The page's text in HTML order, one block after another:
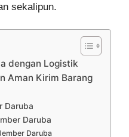
sekalipun.
dengan Logistik
Aman Kirim Barang
Daruba
Daruba
Daruba